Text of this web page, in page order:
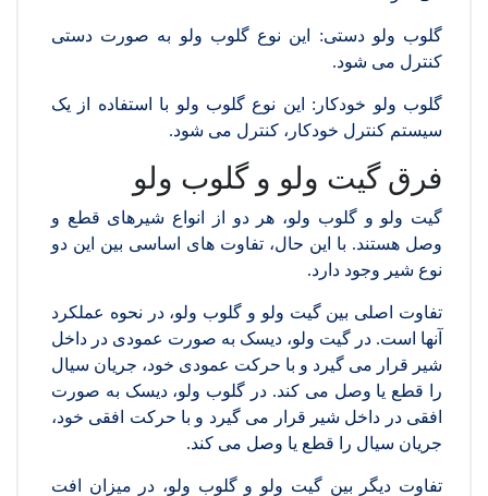
گلوب ولو دستی: این نوع گلوب ولو به صورت دستی
کنترل می شود.
گلوب ولو خودکار: این نوع گلوب ولو با استفاده از یک
سیستم کنترل خودکار، کنترل می شود.
فرق گیت ولو و گلوب ولو
گیت ولو و گلوب ولو، هر دو از انواع شیرهای قطع و
وصل هستند. با این حال، تفاوت های اساسی بین این دو
نوع شیر وجود دارد.
تفاوت اصلی بین گیت ولو و گلوب ولو، در نحوه عملکرد
آنها است. در گیت ولو، دیسک به صورت عمودی در داخل
شیر قرار می گیرد و با حرکت عمودی خود، جریان سیال
را قطع یا وصل می کند. در گلوب ولو، دیسک به صورت
افقی در داخل شیر قرار می گیرد و با حرکت افقی خود،
جریان سیال را قطع یا وصل می کند.
تفاوت دیگر بین گیت ولو و گلوب ولو، در میزان افت